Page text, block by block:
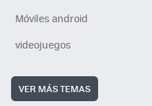
Móviles android
videojuegos
VER MÁS TEMAS